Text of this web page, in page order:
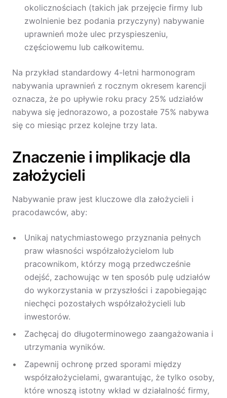
okolicznościach (takich jak przejęcie firmy lub
zwolnienie bez podania przyczyny) nabywanie
uprawnień może ulec przyspieszeniu,
częściowemu lub całkowitemu.
Na przykład standardowy 4-letni harmonogram
nabywania uprawnień z rocznym okresem karencji
oznacza, że po upływie roku pracy 25% udziałów
nabywa się jednorazowo, a pozostałe 75% nabywa
się co miesiąc przez kolejne trzy lata.
Znaczenie i implikacje dla
założycieli
Nabywanie praw jest kluczowe dla założycieli i
pracodawców, aby:
Unikaj natychmiastowego przyznania pełnych
praw własności współzałożycielom lub
pracownikom, którzy mogą przedwcześnie
odejść, zachowując w ten sposób pulę udziałów
do wykorzystania w przyszłości i zapobiegając
niechęci pozostałych współzałożycieli lub
inwestorów.
Zachęcaj do długoterminowego zaangażowania i
utrzymania wyników.
Zapewnij ochronę przed sporami między
współzałożycielami, gwarantując, że tylko osoby,
które wnoszą istotny wkład w działalność firmy,